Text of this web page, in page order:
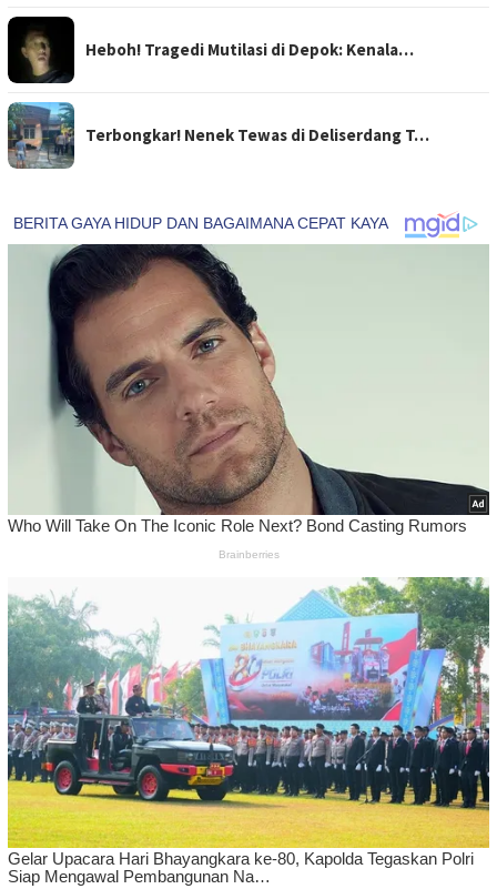
Heboh! Tragedi Mutilasi di Depok: Kenala…
Terbongkar! Nenek Tewas di Deliserdang T…